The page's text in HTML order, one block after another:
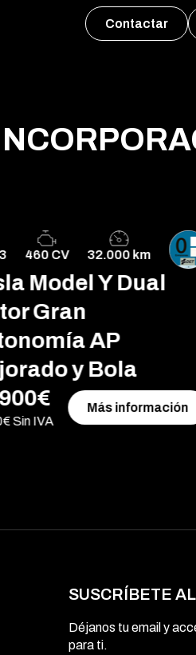
Contactar
460 CV 32.000 km
Model Y Dual
Gran
AP
y Bola
Sin IVA
Más información
SUSCRÍBETE
Déjanos tu email y
para ti.